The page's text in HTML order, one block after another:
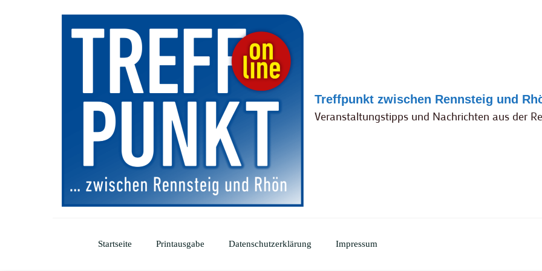
Treffpunkt zwischen Rennsteig und
Veranstaltungstipps und Nachrichten aus der
Startseite Printausgabe Datenschutzerklärung Impressum